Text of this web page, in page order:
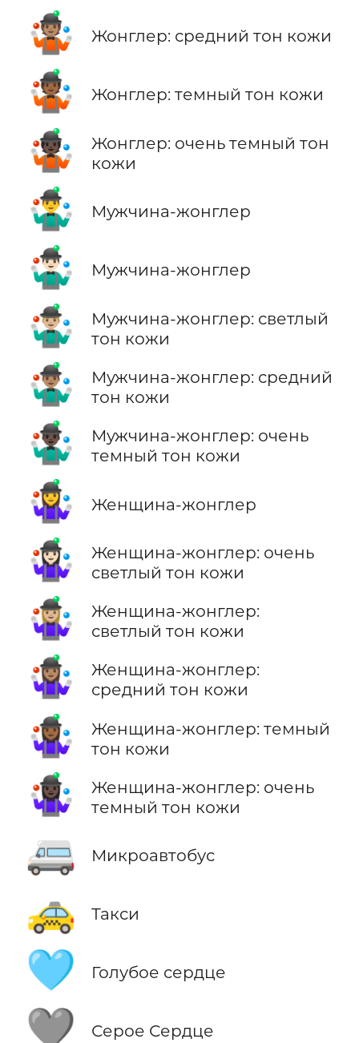
🤹🏽 Жонглер: средний тон кожи
🤹🏾 Жонглер: темный тон кожи
🤹🏿
Жонглер: очень темный тон
кожи
🤹‍♂️ Мужчина-жонглер
🤹🏻‍♂️ Мужчина-жонглер
🤹🏼‍♂️
Мужчина-жонглер: светлый
тон кожи
🤹🏽‍♂️
Мужчина-жонглер: средний
тон кожи
🤹🏿‍♂️
Мужчина-жонглер: очень
темный тон кожи
🤹‍♀️ Женщина-жонглер
🤹🏻‍♀️
Женщина-жонглер: очень
светлый тон кожи
🤹🏼‍♀️
Женщина-жонглер:
светлый тон кожи
🤹🏽‍♀️
Женщина-жонглер:
средний тон кожи
🤹🏾‍♀️
Женщина-жонглер: темный
тон кожи
🤹🏿‍♀️
Женщина-жонглер: очень
темный тон кожи
🚐 Микроавтобус
🚕 Такси
🩵 Голубое сердце
🩶 Серое Сердце